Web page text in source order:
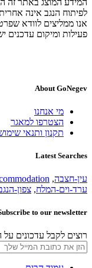
המידע המוצג באתר זה
לפיתוח הנגב אינה
אנו ממליצים לוודא
פעילות ומיקום עדכנים
About GoNegev
מי אנחנו
הצטרפו למאגר
תקנון ותנאי
Latest Searches
עין-חצבה,
ערד-וים-המלח, צפון-
to our newsletter
רוצים לקבל עדכונים